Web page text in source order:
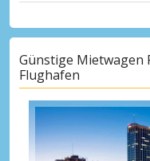
Günstige Mietwagen
Flughafen